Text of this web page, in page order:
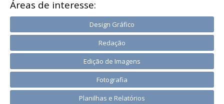
Áreas de interesse:
Design Gráfico
Redação
Edição de Imagens
Fotografia
Planilhas e Relatórios